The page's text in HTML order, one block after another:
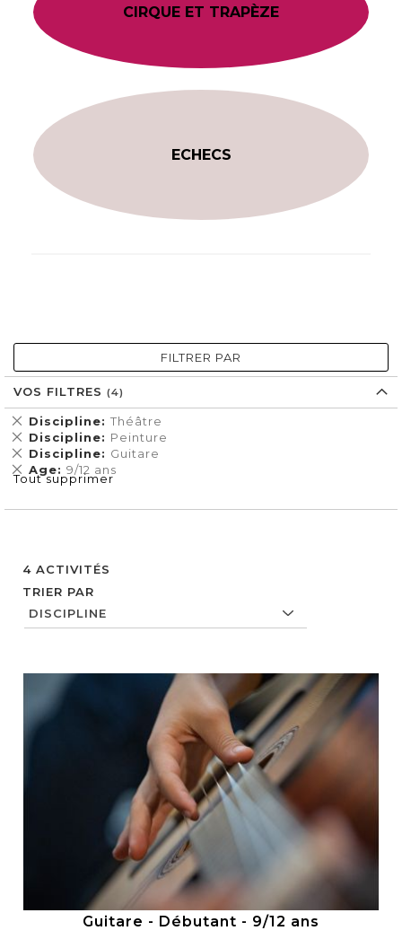
CIRQUE ET TRAPÈZE
ECHECS
4 ACTIVITÉS
TRIER PAR
Guitare - Débutant - 9/12 ans
FILTRER PAR
VOS FILTRES
Discipline Théâtre
Supprimer
cet
Élément
Discipline Peinture
Supprimer
cet
Élément
Discipline Guitare
Supprimer
cet
Élément
Age 9/12 ans
Supprimer
cet
Tout supprimer